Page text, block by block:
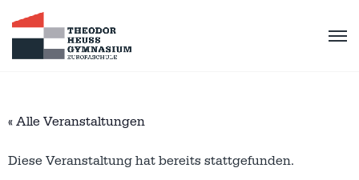
« Alle Veranstaltungen
Diese Veranstaltung hat bereits stattgefunden.